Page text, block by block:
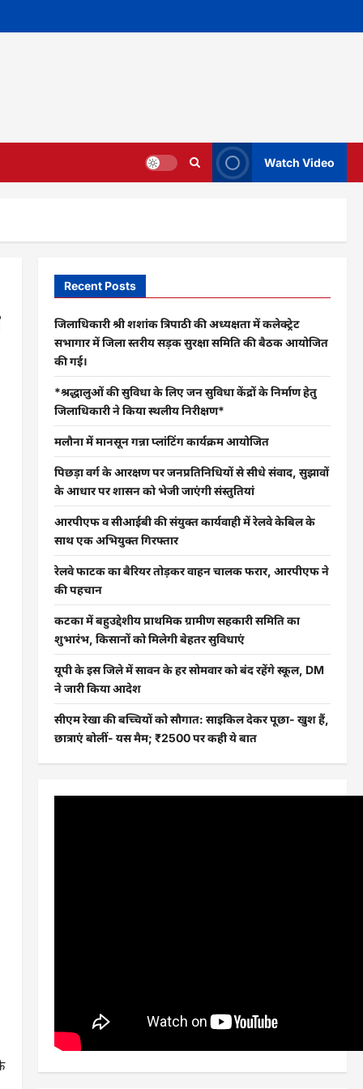
Watch Video
Recent Posts
जिलाधिकारी श्री शशांक त्रिपाठी की अध्यक्षता में कलेक्ट्रेट
सभागार में जिला स्तरीय सड़क सुरक्षा समिति की बैठक आयोजित
की गई।
*श्रद्धालुओं की सुविधा के लिए जन सुविधा केंद्रों के निर्माण हेतु
जिलाधिकारी ने किया स्थलीय निरीक्षण*
मलौना में मानसून गन्ना प्लांटिंग कार्यक्रम आयोजित
पिछड़ा वर्ग के आरक्षण पर जनप्रतिनिधियों से सीधे संवाद, सुझावों
के आधार पर शासन को भेजी जाएंगी संस्तुतियां
आरपीएफ व सीआईबी की संयुक्त कार्यवाही में रेलवे केबिल के
साथ एक अभियुक्त गिरफ्तार
रेलवे फाटक का बैरियर तोड़कर वाहन चालक फरार, आरपीएफ ने
की पहचान
कटका में बहुउद्देशीय प्राथमिक ग्रामीण सहकारी समिति का
शुभारंभ, किसानों को मिलेगी बेहतर सुविधाएं
यूपी के इस जिले में सावन के हर सोमवार को बंद रहेंगे स्कूल, DM
ने जारी किया आदेश
सीएम रेखा की बच्चियों को सौगात: साइकिल देकर पूछा- खुश हैं,
छात्राएं बोलीं- यस मैम; ₹2500 पर कही ये बात